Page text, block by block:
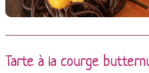
Tarte à la courge